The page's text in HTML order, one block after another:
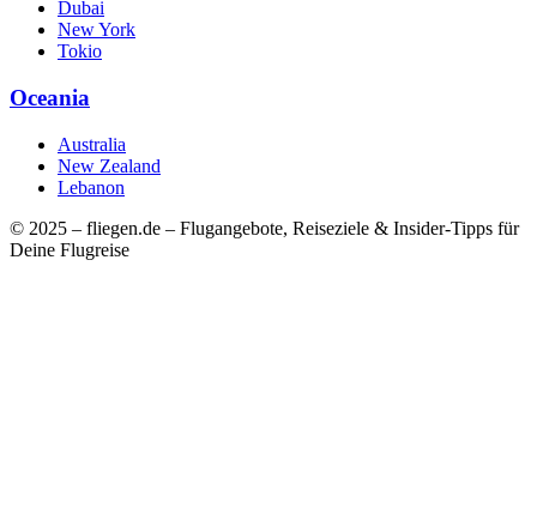
Dubai
New York
Tokio
Oceania
Australia
New Zealand
Lebanon
© 2025 – fliegen.de – Flugangebote, Reiseziele & Insider-Tipps für
Deine Flugreise